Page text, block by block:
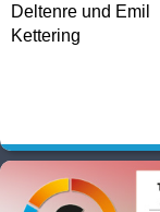
Deltenre und Emil
Kettering